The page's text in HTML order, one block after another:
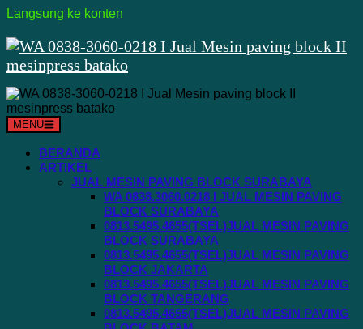
Langsung ke konten
MENU
BERANDA
ARTIKEL
JUAL MESIN PAVING BLOCK SURABAYA
WA 0838.3060.0218 I JUAL MESIN PAVING
BLOCK SURABAYA
0813.5495.4655(TSEL)JUAL MESIN PAVING
BLOCK SURABAYA
0813.5495.4655(TSEL)JUAL MESIN PAVING
BLOCK JAKARTA
0813.5495.4655(TSEL)JUAL MESIN PAVING
BLOCK TANGERANG
0813.5495.4655(TSEL)JUAL MESIN PAVING